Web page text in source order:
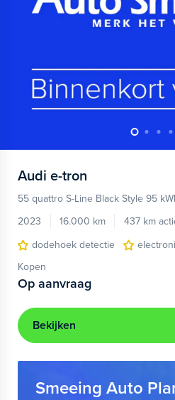
Audi e-tron
55 quattro S-Line Black Style 95
2023
16.000 km 437 km
dodehoek detectie
Kopen
Op aanvraag
Bekijken
Smeeing Auto